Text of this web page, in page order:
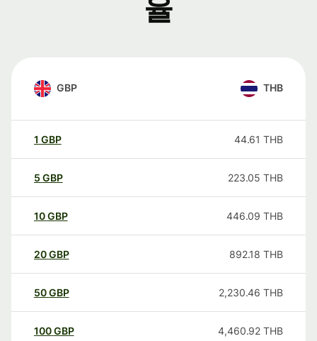
율
GBP THB
1 GBP 44.61 THB
5 GBP 223.05 THB
10GBP 446.09 THB
20GBP 892.18 THB
50GBP 2,230.46 THB
100GBP 4,460.92 THB